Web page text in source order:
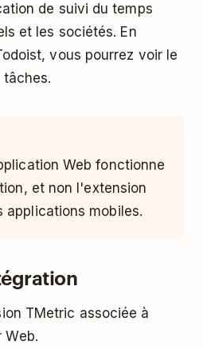
de suivi du temps
et les sociétés. En
vous pourrez voir le
Web fonctionne
et non l'extension
applications mobiles.
TMetric associée à